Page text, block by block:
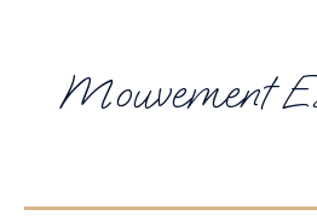
Mouvement